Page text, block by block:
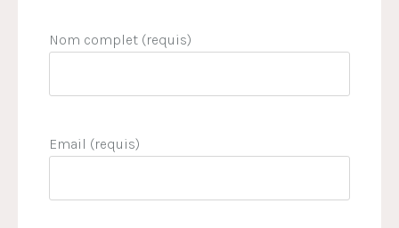
Nom complet (requis)
Email (requis)